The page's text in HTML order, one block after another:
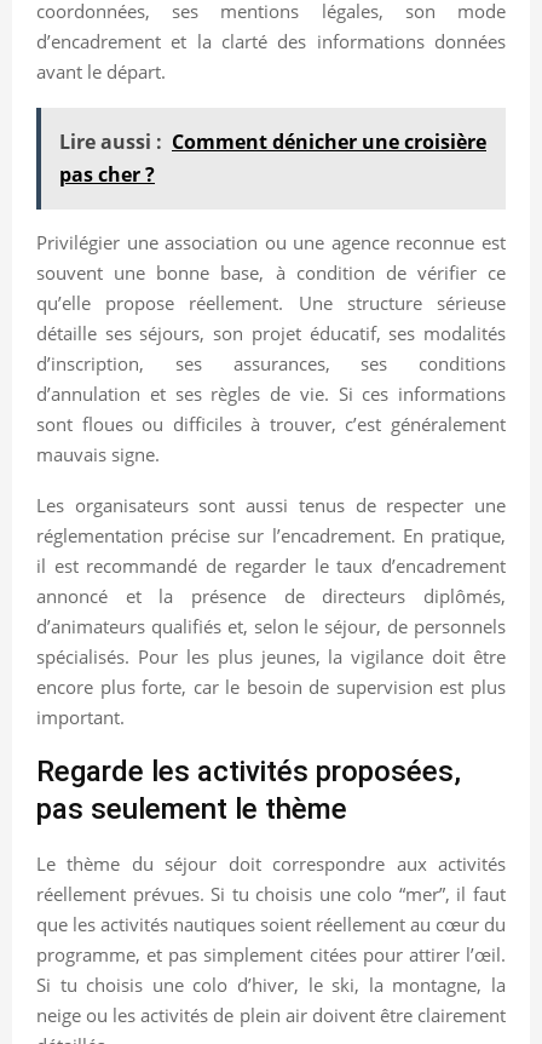
coordonnées, ses mentions légales, son mode
d’encadrement et la clarté des informations données
avant le départ.
Lire aussi : Comment dénicher une croisière
pas cher ?
Privilégier une association ou une agence reconnue est
souvent une bonne base, à condition de vérifier ce
qu’elle propose réellement. Une structure sérieuse
détaille ses séjours, son projet éducatif, ses modalités
d’inscription, ses assurances, ses conditions
d’annulation et ses règles de vie. Si ces informations
sont floues ou difficiles à trouver, c’est généralement
mauvais signe.
Les organisateurs sont aussi tenus de respecter une
réglementation précise sur l’encadrement. En pratique,
il est recommandé de regarder le taux d’encadrement
annoncé et la présence de directeurs diplômés,
d’animateurs qualifiés et, selon le séjour, de personnels
spécialisés. Pour les plus jeunes, la vigilance doit être
encore plus forte, car le besoin de supervision est plus
important.
Regarde les activités proposées,
pas seulement le thème
Le thème du séjour doit correspondre aux activités
réellement prévues. Si tu choisis une colo “mer”, il faut
que les activités nautiques soient réellement au cœur du
programme, et pas simplement citées pour attirer l’œil.
Si tu choisis une colo d’hiver, le ski, la montagne, la
neige ou les activités de plein air doivent être clairement